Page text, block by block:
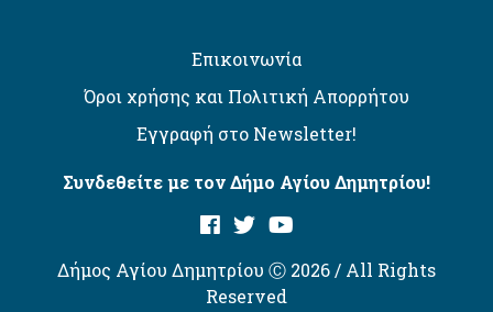
Επικοινωνία
Όροι χρήσης και Πολιτική Απορρήτου
Εγγραφή στο Newsletter!
Συνδεθείτε με τον Δήμο Αγίου Δημητρίου!
Δήμος Αγίου Δημητρίου Ⓒ 2026 / All Rights
Reserved